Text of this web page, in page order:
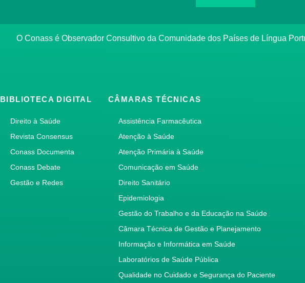
O Conass é Observador Consultivo da Comunidade dos Países de Língua
BIBLIOTECA DIGITAL
Direito à Saúde
Revista Consensus
Conass Documenta
Conass Debate
Gestão e Redes
CÂMARAS TÉCNICAS
Assistência Farmacêutica
Atenção à Saúde
Atenção Primária à Saúde
Comunicação em Saúde
Direito Sanitário
Epidemiologia
Gestão do Trabalho e da Educação na Saúde
Câmara Técnica de Gestão e Planejamento
Informação e Informática em Saúde
Laboratórios de Saúde Pública
Qualidade no Cuidado e Segurança do Paciente